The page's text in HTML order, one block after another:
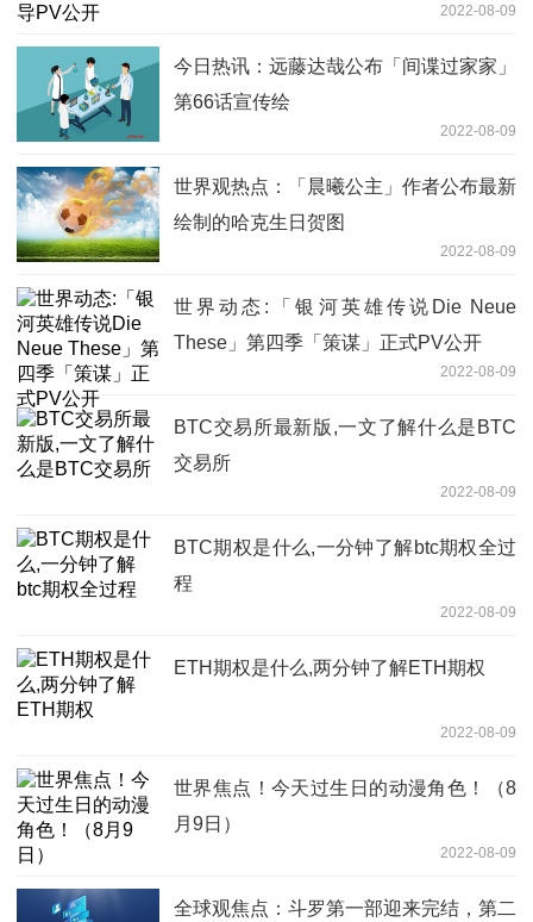
2022-08-09
今日热讯：远藤达哉公布「间谍过家家」
第66话宣传绘
2022-08-09
世界观热点：「晨曦公主」作者公布最新
绘制的哈克生日贺图
2022-08-09
世界动态:「银河英雄传说Die Neue
These」第四季「策谋」正式PV公开
2022-08-09
BTC交易所最新版,一文了解什么是BTC
交易所
2022-08-09
BTC期权是什么,一分钟了解btc期权全过
程
2022-08-09
ETH期权是什么,两分钟了解ETH期权
2022-08-09
世界焦点！今天过生日的动漫角色！（8
月9日）
2022-08-09
全球观焦点：斗罗第一部迎来完结，第二